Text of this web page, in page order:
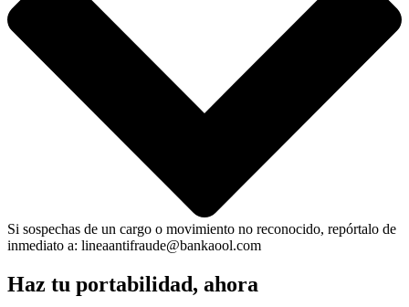
Si sospechas de un cargo o movimiento no reconocido, repórtalo de
inmediato a: lineaantifraude@bankaool.com
Haz tu portabilidad, ahora